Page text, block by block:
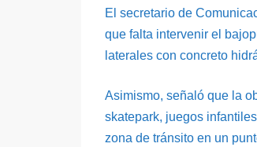
El secretario de
que falta intervenir el
laterales con concreto
Asimismo, señaló que la
skatepark, juegos
zona de tránsito en un